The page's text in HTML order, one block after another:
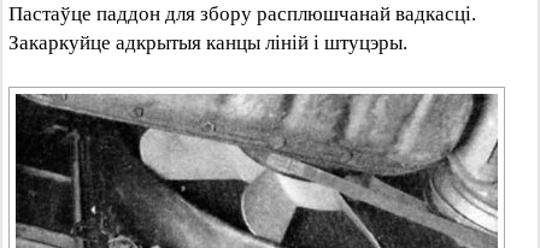
Пастаўце паддон для збору расплюшчанай вадкасці.
Закаркуйце адкрытыя канцы ліній і штуцэры.